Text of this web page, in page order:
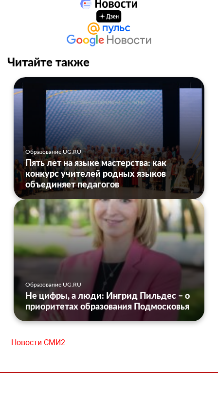
Читайте также
Образование UG.RU
Пять лет на языке мастерства: как
конкурс учителей родных языков
объединяет педагогов
Образование UG.RU
Не цифры, а люди: Ингрид Пильдес – о
приоритетах образования Подмосковья
Новости СМИ2